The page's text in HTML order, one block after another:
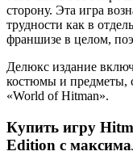
сторону. Эта игра
трудности как в
франшизе в целом,
Делюкс издание
костюмы и предметы,
«World of Hitman».
Купить игру
Edition с